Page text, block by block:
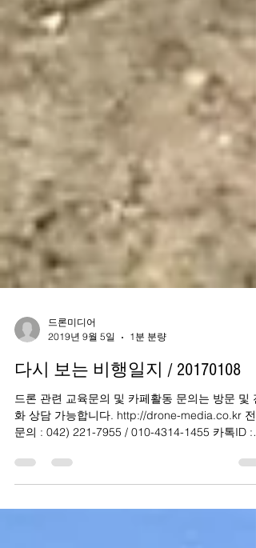
드론미디어
2019년 9월 5일
1분 분량
다시 보는 비행일지 / 20170108
드론 관련 교육문의 및 카페활동 문의는 방문 및 전
화 상담 가능합니다. http://drone-media.co.kr 전